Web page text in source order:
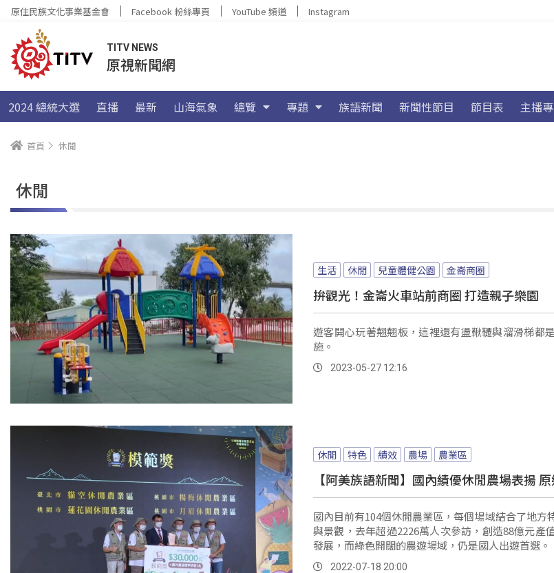
原住民族文化事業基金會 Facebook 粉絲專頁 YouTube 頻道 Instagram
TITV NEWS
原視新聞網
2024 總統大選 直播 最新 山海氣象 總覽 專題 族語新聞 新聞性節目 節目表 主播
首頁 休閒
休閒
生活 休閒 兒童體健公園 金崙商圈
拚觀光！金崙火車站前商圈 打造親子樂園
遊客開心玩著翹翹板，這裡還有盪鞦韆與溜滑梯都
施。
2023-05-27 12:16
休閒 特色 績效 農場 農業區
【阿美族語新聞】國內績優休閒農場表揚
國內目前有104個休閒農業區，每個場域結合了地方
與景觀，去年超過2226萬人次參訪，創造88億元產
發展，而綠色開闊的農遊場域，仍是國人出遊首選。
2022-07-18 20:00